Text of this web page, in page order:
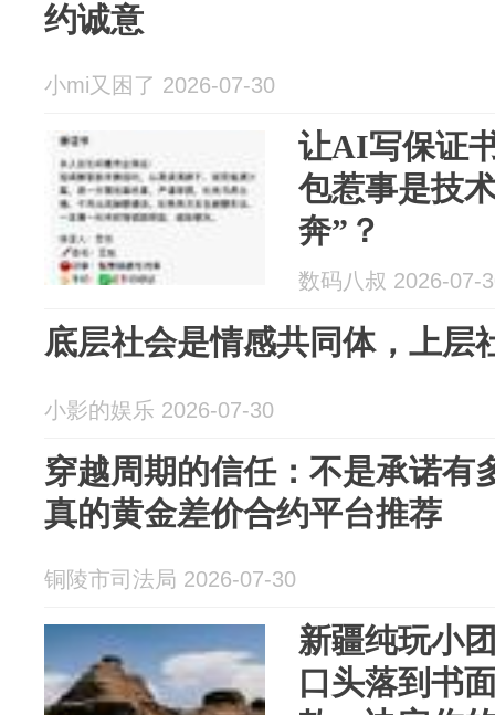
约诚意
小mi又困了 2026-07-30
让AI写保证
包惹事是技
奔”？
数码八叔 2026-07-
底层社会是情感共同体，上层
小影的娱乐 2026-07-30
穿越周期的信任：不是承诺有
真的黄金差价合约平台推荐
铜陵市司法局 2026-07-30
新疆纯玩小
口头落到书